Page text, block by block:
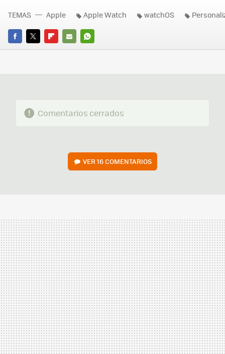
FACEBOOK
TWITTERFLIPBOARD
E-
WHATSAPP
TEMAS Apple Apple Watch watchOS
Comentarios cerrados
VER16 COMENTARIOS